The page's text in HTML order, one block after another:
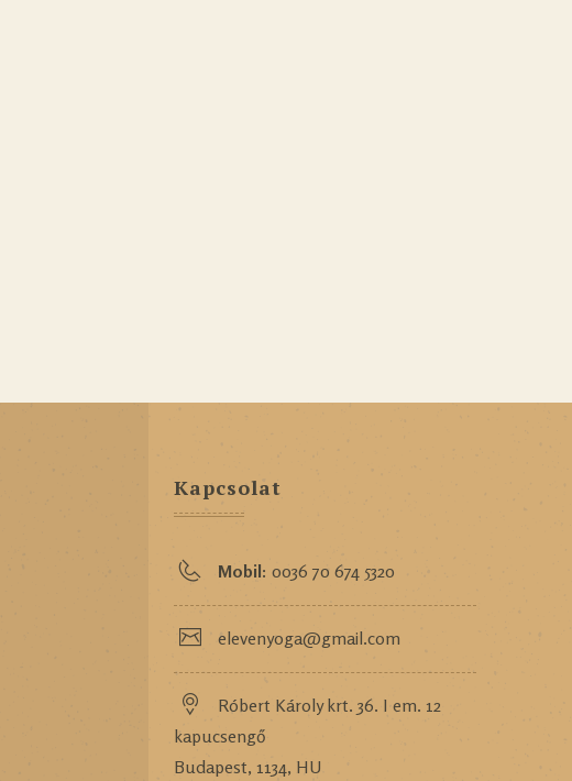
Kapcsolat
Mobil: 0036 70 674 5320
elevenyoga@gmail.com
Róbert Károly krt. 36. I em. 12
kapucsengő
Budapest, 1134, HU